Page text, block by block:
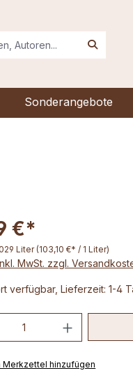
Sonderangebote
€*
Liter(103,10 €* / 1 Liter)
MwSt. zzgl.
verfügbar, Lieferzeit: 1-4
Anzahl:
Merkzettel hinzufügen